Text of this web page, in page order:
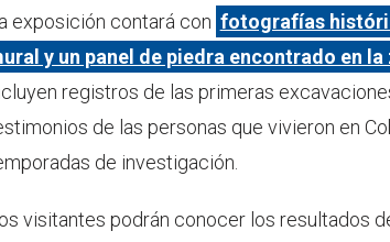
exposición contará con fotografías
y un panel de piedra encontrado en
registros de las primeras
de las personas que vivieron en
de investigación.
visitantes podrán conocer los resultados